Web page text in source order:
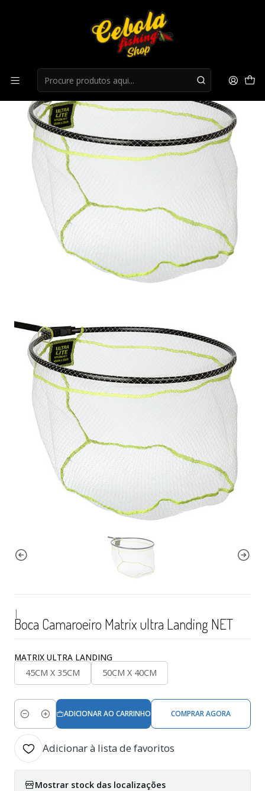
Acessorios Carpa
Boca Camaroeiro Matrix ultra Landing NET
|
Boca Camaroeiro Matrix ultra Landing NET
MATRIX ULTRA LANDING
45CM X 35CM
50CM X 40CM
Quantidade
ADICIONAR AO CARRINHO COMPRAR AGORA
Adicionar à lista de favoritos
Mostrar stock das localizações